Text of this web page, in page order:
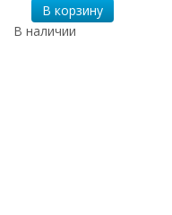
В корзину
В наличии